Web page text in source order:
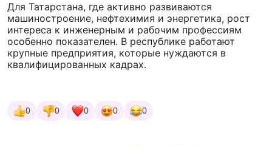
Для Татарстана, где активно развиваются
машиностроение, нефтехимия и энергетика, рост
интереса к инженерным и рабочим профессиям
особенно показателен. В республике работают
крупные предприятия, которые нуждаются в
квалифицированных кадрах.
0 0 0 0 0